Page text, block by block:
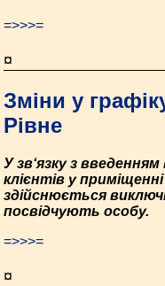
=>>>=
¤
Зміни у
Рівне
У зв‘язку з
клієнтів у
здійснюється
посвідчують особу.
=>>>=
¤